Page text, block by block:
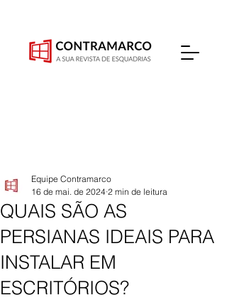
QUAIS SÃO AS
PERSIANAS IDEAIS PARA
INSTALAR EM
ESCRITÓRIOS?
Equipe Contramarco
16 de mai. de 2024 2 min de leitura